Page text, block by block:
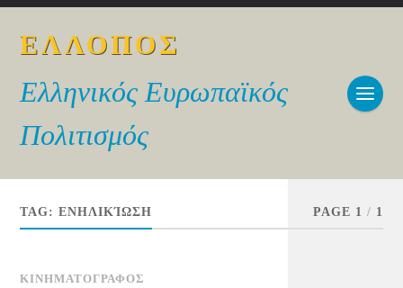
ΕΛΛΟΠΟΣ
Ελληνικός Ευρωπαϊκός
Πολιτισμός
TAG:ΕΝΗΛΙΚΊΩΣΗ PAGE 1 / 1
ΚΙΝΗΜΑΤΟΓΡΑΦΟΣ